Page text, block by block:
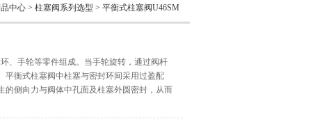
中心 > 柱塞阀系列选型 > 平衡式柱塞阀U46SM
、手轮等零件组成。当手轮旋转，通过阀杆
平衡式柱塞阀中柱塞与密封环间采用过盈配
的侧向力与阀体中孔面及柱塞外圆密封，从而
现阀门迅速开启和关闭。